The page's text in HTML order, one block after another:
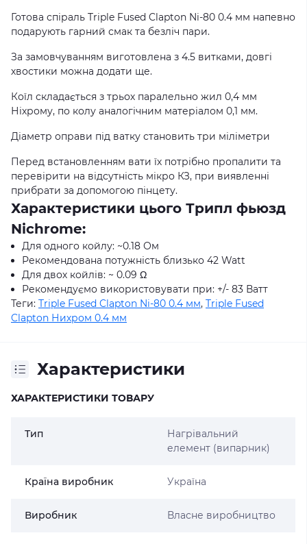
Готова спіраль Triple Fused Clapton Ni-80 0.4 мм напевно
подарують гарний смак та безліч пари.
За замовчуванням виготовлена з 4.5 витками, довгі
хвостики можна додати ще.
Коїл складається з трьох паралельно жил 0,4 мм
Ніхрому, по колу аналогічним матеріалом 0,1 мм.
Діаметр оправи під ватку становить три міліметри
Перед встановленням вати їх потрібно пропалити та
перевірити на відсутність мікро КЗ, при виявленні
прибрати за допомогою пінцету.
Характеристики цього Трипл фьюзд
Nichrome:
Для одного койлу: ~0.18 Ом
Рекомендована потужність близько 42 Watt
Для двох койлів: ~ 0.09 Ω
Рекомендуємо використовувати при: +/- 83 Ватт
Теги: Triple Fused Clapton Ni-80 0.4 мм, Triple Fused
Clapton Нихром 0.4 мм
Характеристики
ХАРАКТЕРИСТИКИ ТОВАРУ
Тип
Нагрівальний
елемент (випарник)
Країна виробник Україна
Виробник Власне виробництво